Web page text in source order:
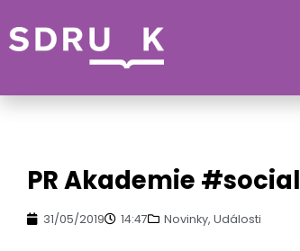
PR Akademie #social
31/05/2019 14:47 Novinky, Události